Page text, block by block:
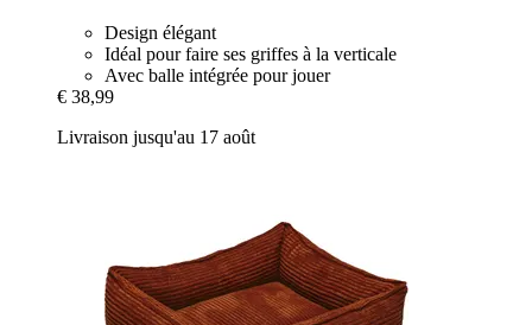
Design élégant
Idéal pour faire ses griffes à la verticale
Avec balle intégrée pour jouer
€ 38,99
Livraison jusqu'au 17 août